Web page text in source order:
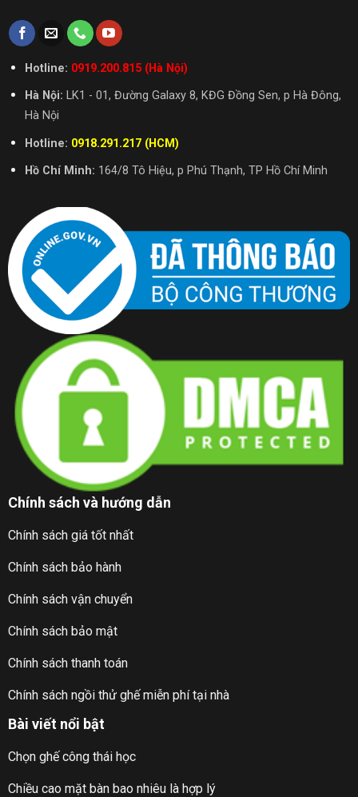
Hotline: 0919.200.815 (Hà Nội)
Hà Nội: LK1 - 01, Đường Galaxy 8, KĐG Đồng Sen, p Hà Đông,
Hà Nội
Hotline: 0918.291.217 (HCM)
Hồ Chí Minh: 164/8 Tô Hiệu, p Phú Thạnh, TP Hồ Chí Minh
Chính sách và hướng dẫn
Chính sách giá tốt nhất
Chính sách bảo hành
Chính sách vận chuyển
Chính sách bảo mật
Chính sách thanh toán
Chính sách ngồi thử ghế miễn phí tại nhà
Bài viết nổi bật
Chọn ghế công thái học
Chiều cao mặt bàn bao nhiêu là hợp lý